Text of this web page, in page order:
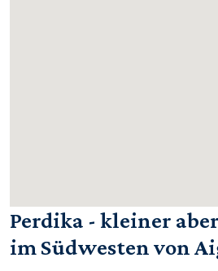
Perdika - kleiner
im Südwesten von